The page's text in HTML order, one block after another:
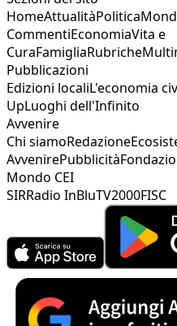
HomeAttualitàPolitica
CommentiEconomiaVita e
CuraFamigliaRubriche
Pubblicazioni
Edizioni localiL'economia
UpLuoghi dell'Infinito
Avvenire
Chi siamoRedazione
AvvenirePubblicità
Mondo CEI
SIRRadio InBluTV2000FISC